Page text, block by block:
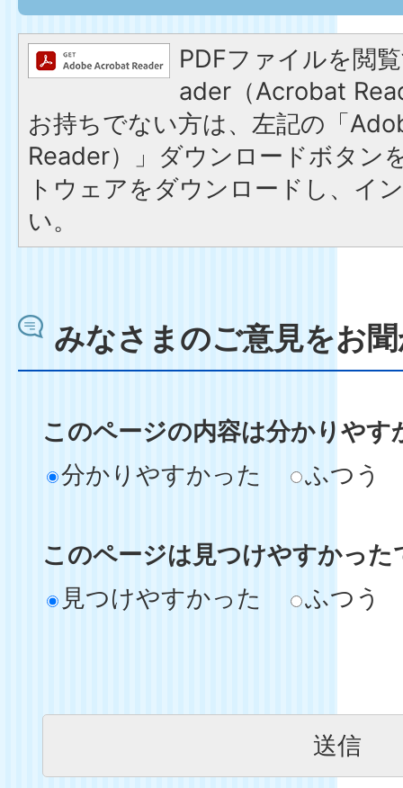
PDFファイルを閲
ader（Acrobat
お持ちでない方は、左記の「
Reader）」ダウンロードボタン
トウェアをダウンロードし、イ
い。
みなさまのご意見をお
このページの内容は分かりやす
分かりやすかった
ふつう
このページは見つけやすかった
見つけやすかった
ふつう